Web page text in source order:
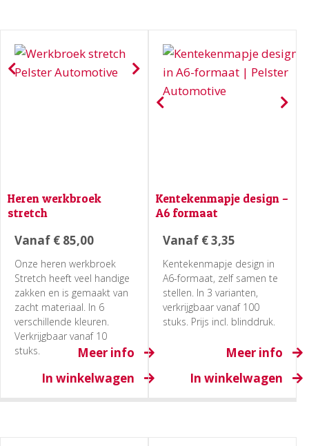
Heren werkbroek
stretch
Vanaf € 85,00
Meer info
In winkelwagen
Onze heren werkbroek
Stretch heeft veel handige
zakken en is gemaakt van
zacht materiaal. In 6
verschillende kleuren.
Verkrijgbaar vanaf 10
stuks.
Kentekenmapje design –
A6 formaat
Vanaf €3,35
Meer info
In winkelwagen
Kentekenmapje design in
A6-formaat, zelf samen te
stellen. In 3 varianten,
verkrijgbaar vanaf 100
stuks. Prijs incl. blinddruk.